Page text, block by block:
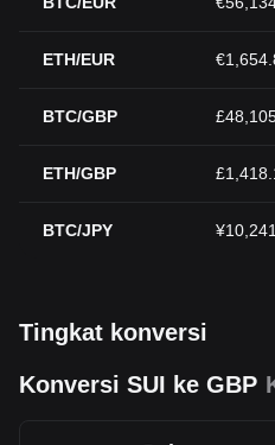
ETH/EUR
BTC/GBP
ETH/GBP
BTC/JPY
Tingkat konversi
Konversi SUI ke GBP